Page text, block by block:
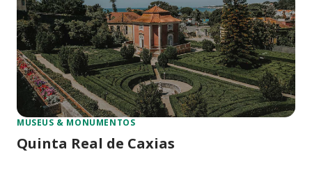
MUSEUS & MONUMENTOS
Quinta Real de Caxias